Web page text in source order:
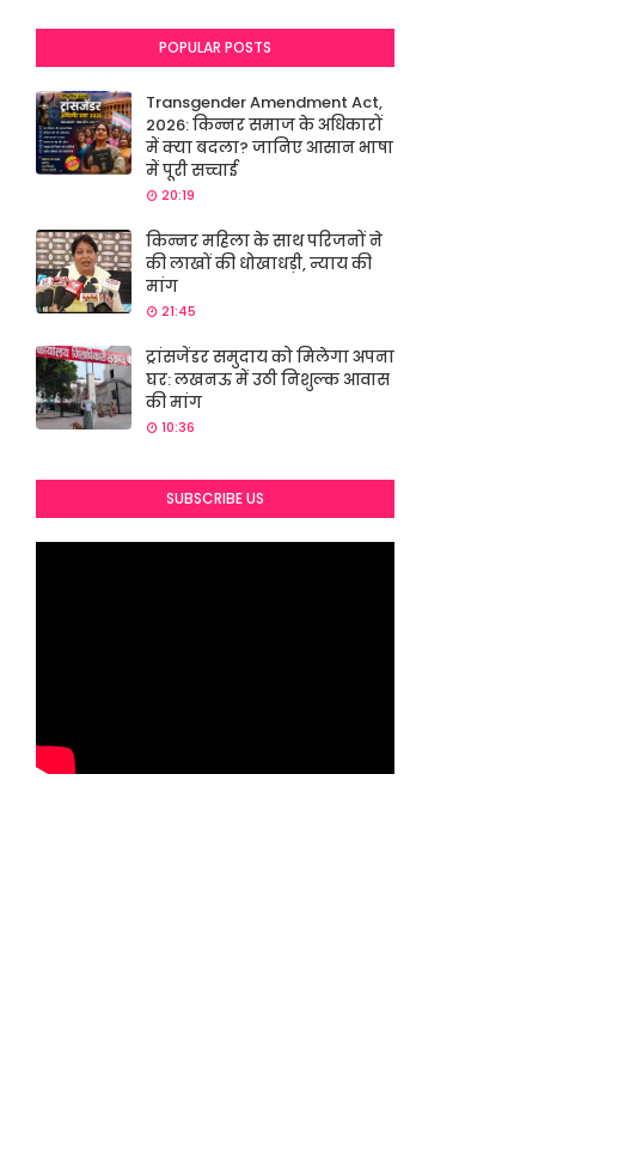
POPULAR POSTS
Transgender Amendment Act,
2026: किन्नर समाज के अधिकारों
में क्या बदला? जानिए आसान भाषा
में पूरी सच्चाई
20:19
किन्नर महिला के साथ परिजनों ने
की लाखों की धोखाधड़ी, न्याय की
मांग
21:45
ट्रांसजेंडर समुदाय को मिलेगा अपना
घर: लखनऊ में उठी निशुल्क आवास
की मांग
10:36
SUBSCRIBE US